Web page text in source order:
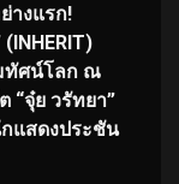
างแรก!
ทัศน์โลก ณ
“จุ๋ย วรัทยา”
แสดงประชัน